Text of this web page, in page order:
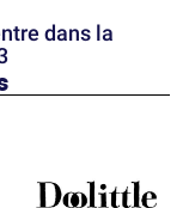
dans la